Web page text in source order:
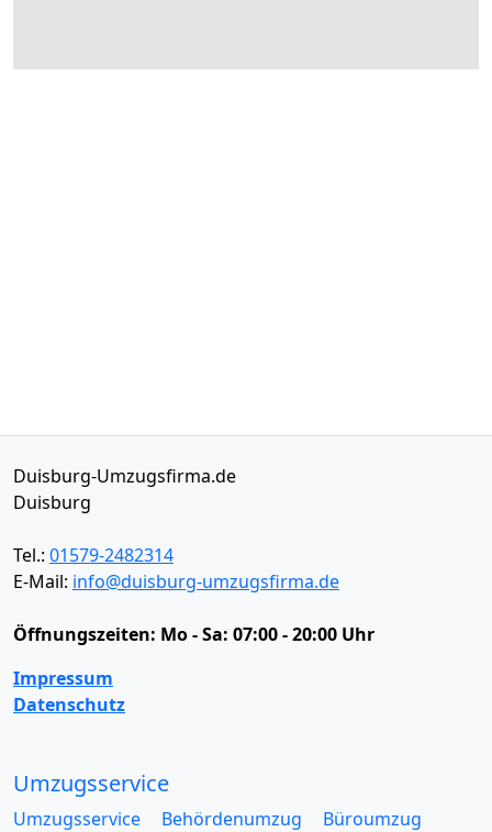
Duisburg-Umzugsfirma.de
Duisburg
Tel.: 01579-2482314
E-Mail: info@duisburg-umzugsfirma.de
Öffnungszeiten: Mo - Sa: 07:00 - 20:00 Uhr
Impressum
Datenschutz
Umzugsservice
Umzugsservice Behördenumzug
Büroumzug